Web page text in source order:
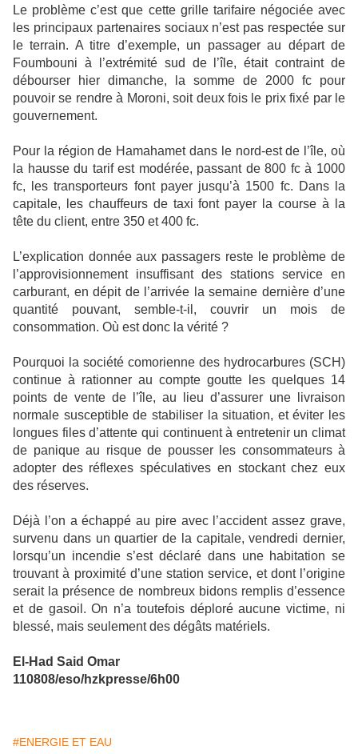
Le problème c’est que cette grille tarifaire négociée avec
les principaux partenaires sociaux n’est pas respectée sur
le terrain. A titre d’exemple, un passager au départ de
Foumbouni à l’extrémité sud de l’île, était contraint de
débourser hier dimanche, la somme de 2000 fc pour
pouvoir se rendre à Moroni, soit deux fois le prix fixé par le
gouvernement.
Pour la région de Hamahamet dans le nord-est de l’île, où
la hausse du tarif est modérée, passant de 800 fc à 1000
fc, les transporteurs font payer jusqu’à 1500 fc. Dans la
capitale, les chauffeurs de taxi font payer la course à la
tête du client, entre 350 et 400 fc.
L’explication donnée aux passagers reste le problème de
l’approvisionnement insuffisant des stations service en
carburant, en dépit de l’arrivée la semaine dernière d’une
quantité pouvant, semble-t-il, couvrir un mois de
consommation. Où est donc la vérité ?
Pourquoi la société comorienne des hydrocarbures (SCH)
continue à rationner au compte goutte les quelques 14
points de vente de l’île, au lieu d’assurer une livraison
normale susceptible de stabiliser la situation, et éviter les
longues files d’attente qui continuent à entretenir un climat
de panique au risque de pousser les consommateurs à
adopter des réflexes spéculatives en stockant chez eux
des réserves.
Déjà l’on a échappé au pire avec l’accident assez grave,
survenu dans un quartier de la capitale, vendredi dernier,
lorsqu’un incendie s’est déclaré dans une habitation se
trouvant à proximité d’une station service, et dont l’origine
serait la présence de nombreux bidons remplis d’essence
et de gasoil. On n’a toutefois déploré aucune victime, ni
blessé, mais seulement des dégâts matériels.
El-Had Said Omar
110808/eso/hzkpresse/6h00
#ENERGIE ET EAU